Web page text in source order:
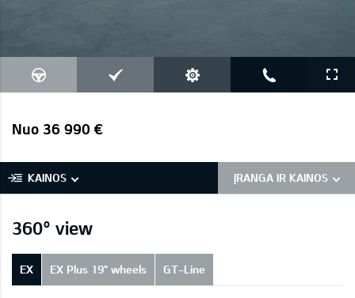
Nuo 36 990 €
KAINOS ĮRANGA IR KAINOS
360° view
EX EX Plus 19" wheels GT-Line